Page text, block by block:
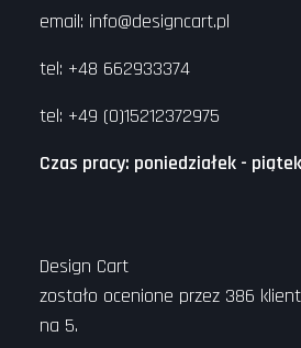
email: info@designcart.pl
tel: +48 662933374
tel: +49 (0)15212372975
Czas pracy: poniedziałek -
Design Cart
zostało ocenione przez 386
na 5.